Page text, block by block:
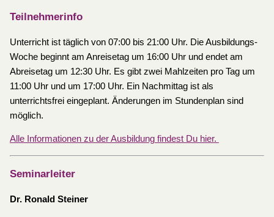
Teilnehmerinfo
Unterricht ist täglich von 07:00 bis 21:00 Uhr. Die Ausbildungs-
Woche beginnt am Anreisetag um 16:00 Uhr und endet am
Abreisetag um 12:30 Uhr. Es gibt zwei Mahlzeiten pro Tag um
11:00 Uhr und um 17:00 Uhr. Ein Nachmittag ist als
unterrichtsfrei eingeplant. Änderungen im Stundenplan sind
möglich.
Alle Informationen zu der Ausbildung findest Du hier.
Seminarleiter
Dr. Ronald Steiner